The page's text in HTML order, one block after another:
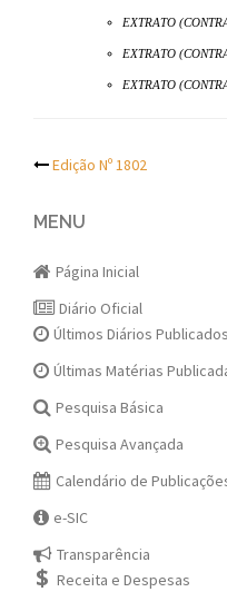
EXTRATO
EXTRATO
EXTRATO
Post
Edição Nº 1802
MENU
Página Inicial
Diário Oficial
Últimos Diários Publicados
Últimas Matérias
Pesquisa Básica
Pesquisa Avançada
Calendário de
e-SIC
Transparência
Receita e Despesas